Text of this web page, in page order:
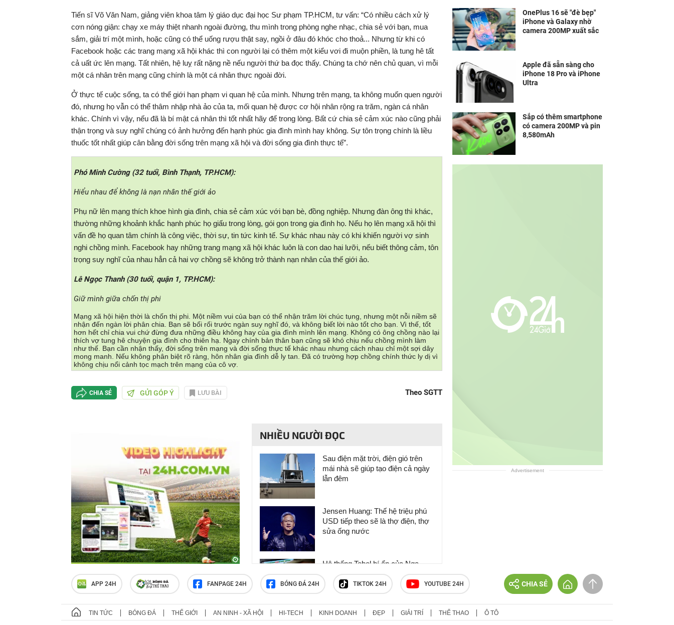
Tiến sĩ Võ Văn Nam, giảng viên khoa tâm lý giáo dục đại học Sư phạm TP.HCM, tư vấn: “Có nhiều cách xử lý
cơn nóng giận: chạy xe máy thiệt nhanh ngoài đường, thu mình trong phòng nghe nhạc, chia sẻ với bạn, mua
sắm, giải trí một mình, hoặc cũng có thể uống rượu thật say, ngồi ở đâu đó khóc cho thoả... Nhưng từ khi có
Facebook hoặc các trang mạng xã hội khác thì con người lại có thêm một kiểu vơi đi muộn phiền, là tung hê tất
cả uất ức lên mạng. Tất nhiên, hệ luỵ rất nặng nề nếu người thứ ba đọc thấy. Chúng ta chớ nên chủ quan, vì mỗi
một cá nhân trên mạng cũng chính là một cá nhân thực ngoài đời.
Ở thực tế cuộc sống, ta có thể giới hạn phạm vi quan hệ của mình. Nhưng trên mạng, ta không muốn quen người
đó, nhưng họ vẫn có thể thâm nhập nhà ảo của ta, mối quan hệ được cơ hội nhân rộng ra trăm, ngàn cá nhân
khác. Chính vì vậy, nếu đã là bí mật cá nhân thì tốt nhất hãy để trong lòng. Bất cứ chia sẻ cảm xúc nào cũng phải
thận trọng và suy nghĩ chúng có ảnh hưởng đến hạnh phúc gia đình mình hay không. Sự tôn trọng chính là liều
thuốc tốt nhất giúp cân bằng đời sống trên mạng xã hội và đời sống gia đình thực tế”.
Phó Minh Cường (32 tuổi, Bình Thạnh, TP.HCM):
Hiểu nhau để không là nạn nhân thế giới ảo
Phụ nữ lên mạng thích khoe hình gia đình, chia sẻ cảm xúc với bạn bè, đồng nghiệp. Nhưng đàn ông thì khác,
thường những khoảnh khắc hạnh phúc họ giấu trong lòng, gói gọn trong gia đình họ. Nếu họ lên mạng xã hội thì
vấn đề họ quan tâm chính là công việc, thời sự, tin tức kinh tế. Sự khác nhau này có khi khiến người vợ sinh
nghi chồng mình. Facebook hay những trang mạng xã hội khác luôn là con dao hai lưỡi, nếu biết thông cảm, tôn
trọng suy nghĩ của nhau hẳn cả hai vợ chồng sẽ không trở thành nạn nhân của thế giới ảo.
Lê Ngọc Thanh (30 tuổi, quận 1, TP.HCM):
Giữ mình giữa chốn thị phi
Mạng xã hội hiện thời là chốn thị phi. Một niềm vui của bạn có thể nhận trăm lời chúc tụng, nhưng một nỗi niềm sẽ
nhận đến ngàn lời phân chia. Bạn sẽ bối rối trước ngàn suy nghĩ đó, và không biết lời nào tốt cho bạn. Vì thế, tốt
hơn hết chỉ chia vui chứ đừng đưa những điều không hay của gia đình mình lên mạng. Không có ông chồng nào lại
thích vợ tung hê chuyện gia đình cho thiên hạ. Ngay chính bản thân bạn cũng sẽ khó chịu nếu chồng mình làm
như thế. Bạn cần nhận thấy, đời sống trên mạng và đời sống thực tế khác nhau nhưng cách nhau chỉ một sợi dây
mong manh. Nếu không phân biệt rõ ràng, hôn nhân gia đình dễ ly tan. Đã có trường hợp chồng chính thức ly dị vì
không chịu nổi cảnh tọc mạch trên mạng của cô vợ.
CHIA SẺ GỬI GÓP Ý LƯU BÀI Theo SGTT
NHIỀU NGƯỜI ĐỌC
Sau điện mặt trời, điện gió trên
mái nhà sẽ giúp tạo điện cả ngày
lẫn đêm
Jensen Huang: Thế hệ triệu phú
USD tiếp theo sẽ là thợ điện, thợ
sửa ống nước
Hệ thống Tobol bí ẩn của Nga
khiến Starlink và GPS NATO ‘tê
liệt’
Video cặp đôi có hành động thân
OnePlus 16 sẽ "đè bẹp"
iPhone và Galaxy nhờ
camera 200MP xuất sắc
Apple đã sẵn sàng cho
iPhone 18 Pro và iPhone
Ultra
Sắp có thêm smartphone
có camera 200MP và pin
8,580mAh
Advertisement
APP 24H FANPAGE 24H BÓNG ĐÁ 24H TIKTOK 24H YOUTUBE 24H CHIA SẺ
TIN TỨC BÓNG ĐÁ THẾ GIỚI AN NINH - XÃ HỘI HI-TECH KINH DOANH ĐẸP GIẢI TRÍ THỂ THAO Ô TÔ